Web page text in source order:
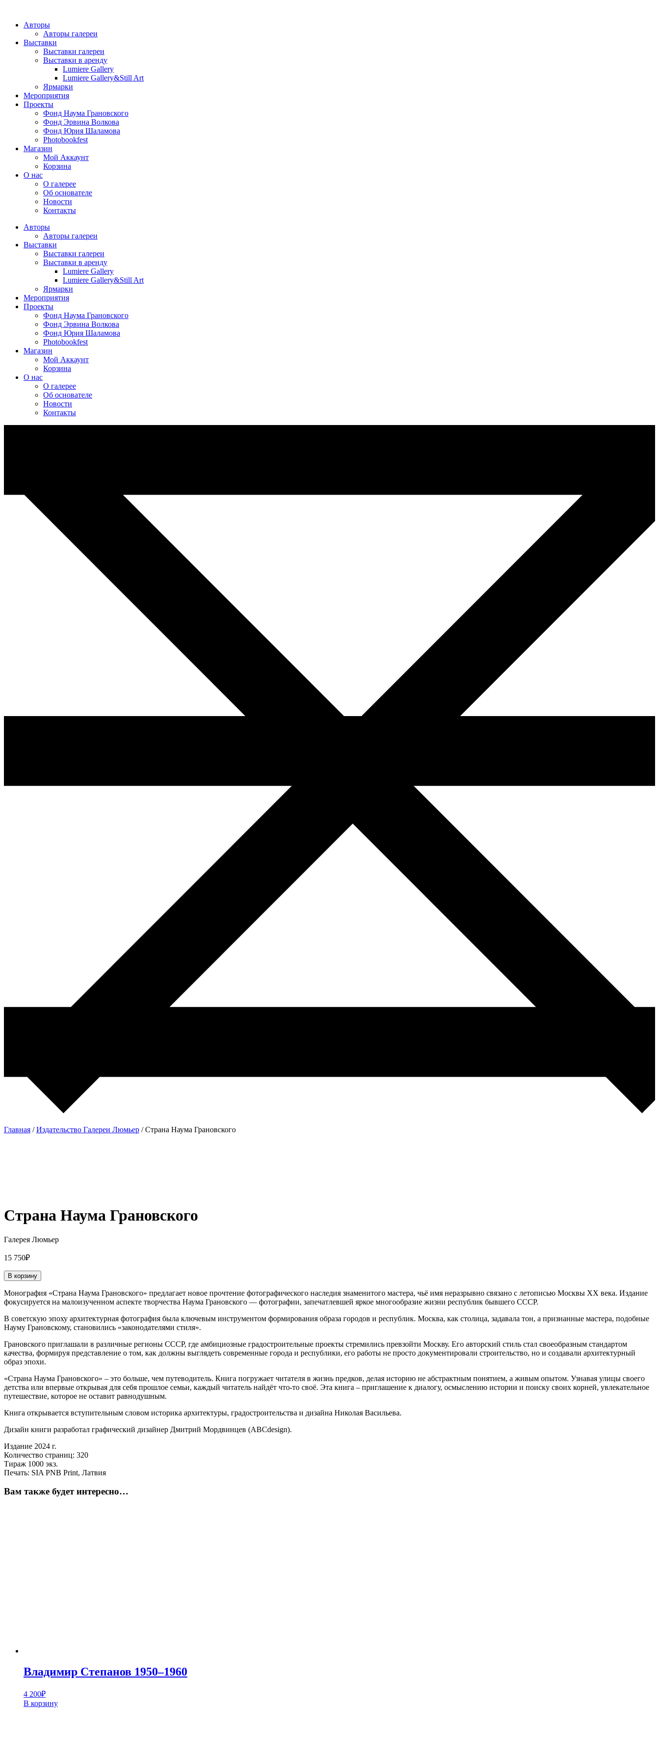
Авторы
Авторы галереи
Выставки
Выставки галереи
Выставки в аренду
Lumiere Gallery
Lumiere Gallery&Still Art
Ярмарки
Мероприятия
Проекты
Фонд Наума Грановского
Фонд Эрвина Волкова
Фонд Юрия Шаламова
Photobookfest
Магазин
Мой Аккаунт
Корзина
О нас
О галерее
Об основателе
Новости
Контакты
Авторы
Авторы галереи
Выставки
Выставки галереи
Выставки в аренду
Lumiere Gallery
Lumiere Gallery&Still Art
Ярмарки
Мероприятия
Проекты
Фонд Наума Грановского
Фонд Эрвина Волкова
Фонд Юрия Шаламова
Photobookfest
Магазин
Мой Аккаунт
Корзина
О нас
О галерее
Об основателе
Новости
Контакты
Главная /Издательство Галереи Люмьер / Страна Наума Грановского
Страна Наума Грановского
Галерея Люмьер
15 750₽
В корзину
Монография «Страна Наума Грановского» предлагает новое прочтение фотографического наследия знаменитого мастера, чьё имя неразрывно связано с летописью Москвы ХХ века. Издание
фокусируется на малоизученном аспекте творчества Наума Грановского — фотографии, запечатлевшей яркое многообразие жизни республик бывшего СССР.
В советскую эпоху архитектурная фотография была ключевым инструментом формирования образа городов и республик. Москва, как столица, задавала тон, а признанные мастера, подобные
Науму Грановскому, становились «законодателями стиля».
Грановского приглашали в различные регионы СССР, где амбициозные градостроительные проекты стремились превзойти Москву. Его авторский стиль стал своеобразным стандартом
качества, формируя представление о том, как должны выглядеть современные города и республики, его работы не просто документировали строительство, но и создавали архитектурный
образ эпохи.
«Страна Наума Грановского» – это больше, чем путеводитель. Книга погружает читателя в жизнь предков, делая историю не абстрактным понятием, а живым опытом. Узнавая улицы своего
детства или впервые открывая для себя прошлое семьи, каждый читатель найдёт что-то своё. Эта книга – приглашение к диалогу, осмыслению истории и поиску своих корней, увлекательное
путешествие, которое не оставит равнодушным.
Книга открывается вступительным словом историка архитектуры, градостроительства и дизайна Николая Васильева.
Дизайн книги разработал графический дизайнер Дмитрий Мордвинцев (ABCdesign).
Издание 2024 г.
Количество страниц: 320
Тираж 1000 экз.
Печать: SIA PNB Print, Латвия
Вам также будет интересно…
Владимир Степанов 1950–1960
4 200₽
В корзину